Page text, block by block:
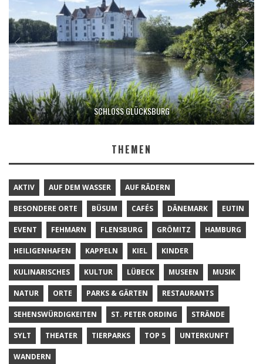
SCHLOSS GLÜCKSBURG
THEMEN
AKTIV AUF DEM WASSER AUF RÄDERN
BESONDERE ORTE BÜSUM CAFÉS DÄNEMARK EUTIN
EVENT FEHMARN FLENSBURG GRÖMITZ HAMBURG
HEILIGENHAFEN KAPPELN KIEL KINDER
KULINARISCHES KULTUR LÜBECK MUSEEN MUSIK
NATUR ORTE PARKS & GÄRTEN RESTAURANTS
SEHENSWÜRDIGKEITEN ST. PETER ORDING STRÄNDE
SYLT THEATER TIERPARKS TOP 5 UNTERKUNFT
WANDERN